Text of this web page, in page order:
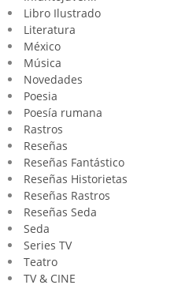
Libro Ilustrado
Literatura
México
Música
Novedades
Poesia
Poesía rumana
Rastros
Reseñas
Reseñas Fantástico
Reseñas Historietas
Reseñas Rastros
Reseñas Seda
Seda
Series TV
Teatro
TV & CINE